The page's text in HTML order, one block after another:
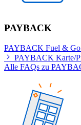
PAYBACK
PAYBACK Fuel & Go
PAYBACK Karte/
Alle FAQs zu